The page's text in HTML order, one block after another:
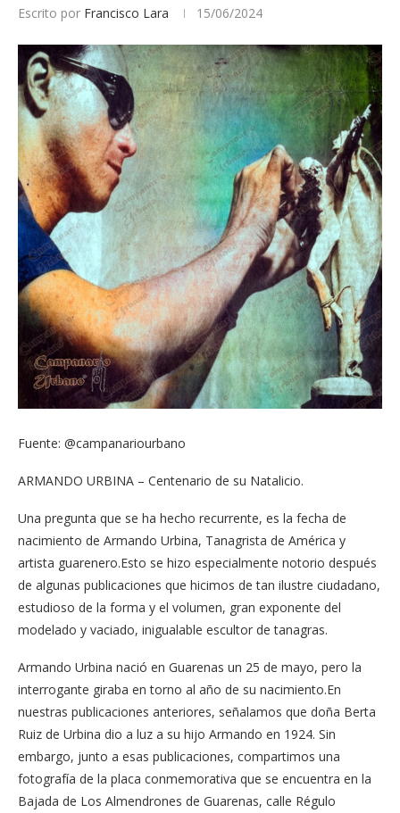
Escrito por Francisco Lara 15/06/2024
Fuente: @campanariourbano
ARMANDO URBINA – Centenario de su Natalicio.
Una pregunta que se ha hecho recurrente, es la fecha de
nacimiento de Armando Urbina, Tanagrista de América y
artista guarenero.Esto se hizo especialmente notorio después
de algunas publicaciones que hicimos de tan ilustre ciudadano,
estudioso de la forma y el volumen, gran exponente del
modelado y vaciado, inigualable escultor de tanagras.
Armando Urbina nació en Guarenas un 25 de mayo, pero la
interrogante giraba en torno al año de su nacimiento.En
nuestras publicaciones anteriores, señalamos que doña Berta
Ruiz de Urbina dio a luz a su hijo Armando en 1924. Sin
embargo, junto a esas publicaciones, compartimos una
fotografía de la placa conmemorativa que se encuentra en la
Bajada de Los Almendrones de Guarenas, calle Régulo